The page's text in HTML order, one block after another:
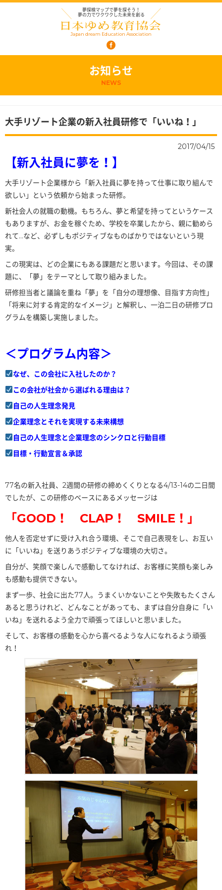
夢探検マップで夢を探そう！
夢の力でワクワクした未来を創る
Japan dream Education Association
お知らせ
NEWS
大手リゾート企業の新入社員研修で「いいね！」
2017/04/15
【新入社員に夢を！】
大手リゾート企業様から「新入社員に夢を持って仕事に取り組んで
欲しい」という依頼から始まった研修。
新社会人の就職の動機。もちろん、夢と希望を持ってというケース
もありますが、お金を稼ぐため、学校を卒業したから、親に勧めら
れて…など、必ずしもポジティブなものばかりではないという現
実。
この現実は、どの企業にもある課題だと思います。今回は、その課
題に、「夢」をテーマとして取り組みました。
研修担当者と議論を重ね「夢」を「自分の理想像、目指す方向性」
「将来に対する肯定的なイメージ」と解釈し、一泊二日の研修プロ
グラムを構築し実施しました。
＜プログラム内容＞
なぜ、この会社に入社したのか？
この会社が社会から選ばれる理由は？
自己の人生理念発見
企業理念とそれを実現する未来構想
自己の人生理念と企業理念のシンクロと行動目標
目標・行動宣言＆承認
77名の新入社員、2週間の研修の締めくくりとなる4/13-14の二日間
でしたが、この研修のベースにあるメッセージは
「GOOD！ CLAP！ SMILE！」
他人を否定せずに受け入れ合う環境、そこで自己表現をし、お互い
に「いいね」を送りあうポジティブな環境の大切さ。
自分が、笑顔で楽しんで感動してなければ、お客様に笑顔も楽しみ
も感動も提供できない。
まず一歩、社会に出た77人。うまくいかないことや失敗もたくさん
あると思うけれど、どんなことがあっても、まずは自分自身に「い
いね」を送れるよう全力で頑張ってほしいと思いました。
そして、お客様の感動を心から喜べるような人になれるよう頑張
れ！